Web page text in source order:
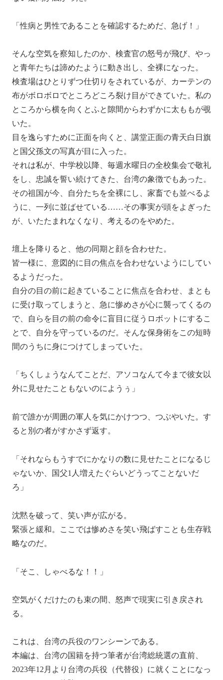
「性病と男性であることを確認するためだ、急げ！」
そんな空気を察知したのか、検査官の怒号が飛び、やっ
と青年たちは諦めたように動き出し、全裸になった。
検査場はひとりずつ仕切りをされているが、カーテンの
布がボロボロでところどころ裂け目ができていた。私の
ところから横を向くとふと隙間からわずかに太ももが覗
いた。
目を逸らすために正面を向くと、講堂正面の青天白日旗
と国父孫文の写真が目に入った。
それは私が、中学校以降、毎週水曜日の全校集会で敬礼
をし、忠誠を誓い続けてきた、台湾の象徴でもあった。
その祖国が今、自分たちを全裸にし、家畜でも並べるよ
うに、一列に並ばせている……その事実が頭をよぎった
が、いたたまれなくなり、考えるのをやめた。
壇上を降りると、他の同期と顔を合わせた。
皆一様に、意図的に目の焦点を合わせないようにしてい
るようだった。
自分の目の前に起きていることに焦点を合わせ、まとも
に受け取ってしまうと、急に惨めさが心に襲ってくるの
で、自らを目の前の命令に盲目に従うロボットにするこ
とで、自分を守っているのだ。そんな保身術をこの短時
間のうちに身につけてしまっていた。
「ちくしょうなんてことだ、アソコなんて今まで彼女以
外に見せたこともないのにようぅ」
前で誰かが周囲の軍人を気にかけつつ、つぶやいた。す
ると別の者がすかさず返す。
「それならもうすでにかなりの数に見せたことになるじ
ゃないか、国父1人増えたぐらいどうってことないだ
ろ」
沈黙を破って、笑い声が広がる。
緊張と緩和。ここでは惨めさを笑い飛ばすことも生存戦
略なのだ。
「そこ、しゃべるな！！」
空気がくだけたのも束の間、怒声で現実に引き戻され
る。
これは、台湾の兵役のワンシーンである。
本編は、台湾の国籍を持つ筆者が台湾総統選の直前、
2023年12月より台湾の兵役（代替役）に就くことになっ